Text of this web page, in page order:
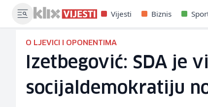
Vijesti Biznis
O LJEVICI I OPONENTIMA
Izetbegović: SDA je
socijaldemokratiju